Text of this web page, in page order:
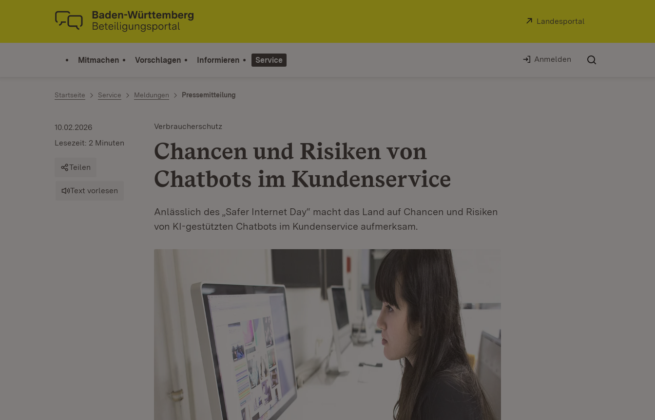
Zum Inhalt springen
Link zur Startseite
Extern:
Landesportal
Mitmachen Vorschlagen Informieren Service Anmelden
Startseite Service Meldungen Pressemitteilung
Verbraucherschutz
Chancen und Risiken von
Chatbots im Kundenservice
Anlässlich des „Safer Internet Day“ macht das Land auf Chancen und Risiken
von KI-gestützten Chatbots im Kundenservice aufmerksam.
10.02.2026
Lesezeit: 2 Minuten
Teilen
Text vorlesen